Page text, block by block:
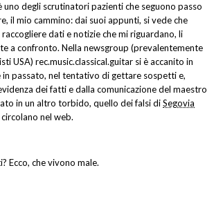
uno degli scrutinatori pazienti che seguono passo
il mio cammino: dai suoi appunti, si vede che
dati e notizie che mi riguardano, li
a confronto. Nella newsgroup (prevalentemente
USA) rec.music.classical.guitar si è accanito in
passato, nel tentativo di gettare sospetti e,
dei fatti e dalla comunicazione del maestro
in un altro torbido, quello dei falsi diSegovia
nel web.
Ecco, che vivono male.